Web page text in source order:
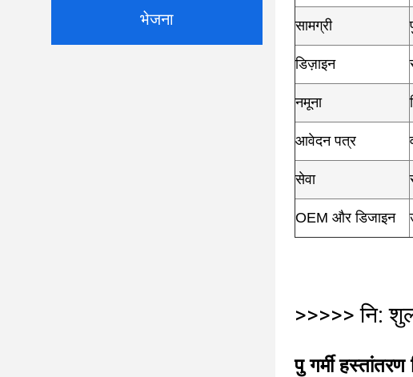
भेजना सामग्री
डिज़ाइन
नमूना
आवेदन पत्र
सेवा
OEM और डिजाइन
>>>>> नि:
पु गर्मी हस्तांतरण